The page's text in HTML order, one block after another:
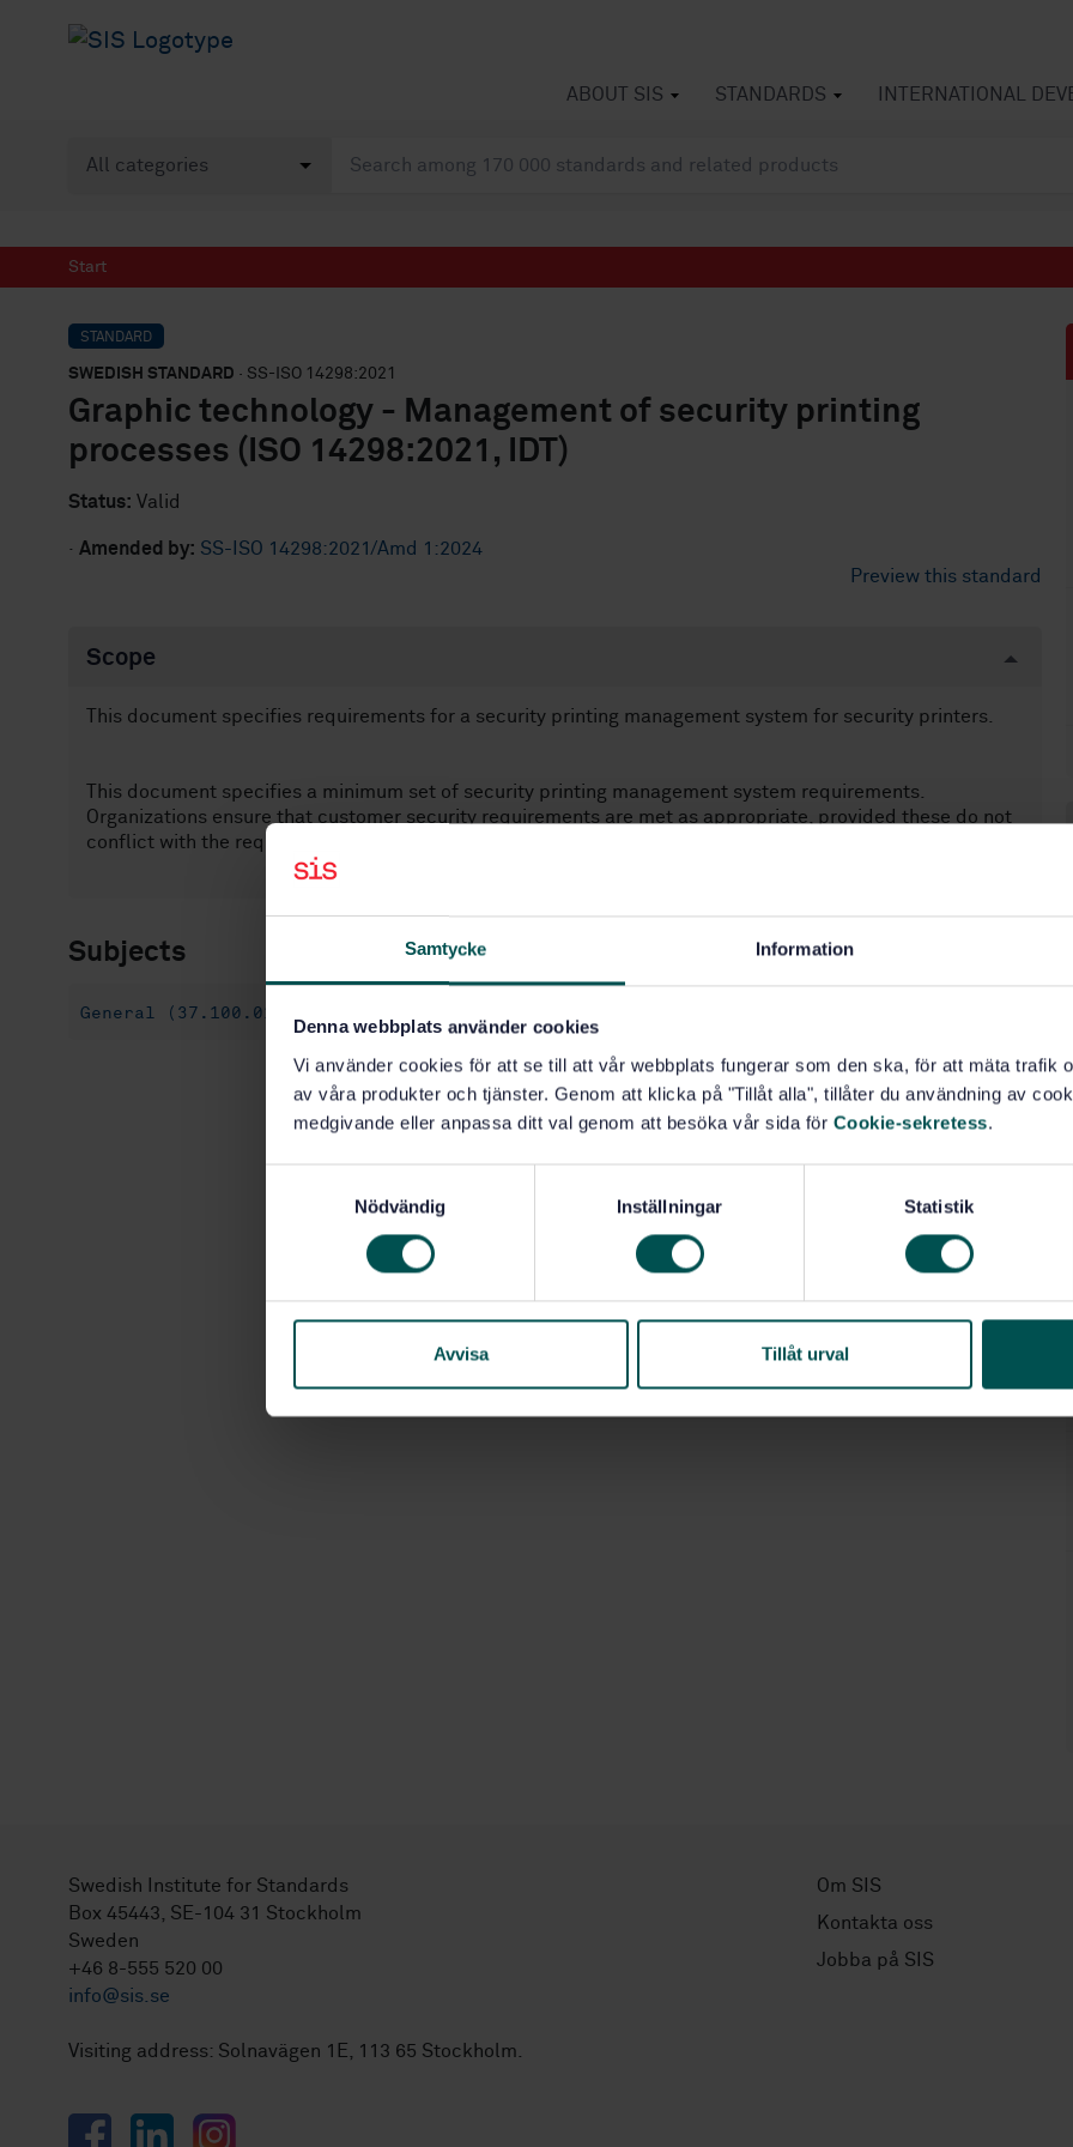
Samtycke Information
Denna webbplats använder cookies
Vi använder cookies för att se till att vår webbplats fungerar som den ska, för att mäta trafik
av våra produkter och tjänster. Genom att klicka på "Tillåt alla", tillåter du användning av
medgivande eller anpassa ditt val genom att besöka vår sida för Cookie-sekretess.
s
Nödvändig Inställningar Statistik
Avvisa Tillåt urval
ABOUT SIS STANDARDS INTERNATIONAL
Start
STANDARD
SWEDISH STANDARD · SS-ISO 14298:2021
Graphic technology - Management of security printing
processes (ISO 14298:2021, IDT)
Status: Valid
· Amended by: SS-ISO 14298:2021/Amd 1:2024
Preview this standard
Scope
This document specifies requirements for a security printing management system for security printers.
This document specifies a minimum set of security printing management system requirements.
Organizations ensure that customer security requirements are met as appropriate, provided these do not
conflict with the requirements of this document.
Subjects
General (37.100.01)
Swedish Institute for Standards
Box 45443, SE-104 31 Stockholm
Sweden
+46 8-555 520 00
info@sis.se
Visiting address: Solnavägen 1E, 113 65 Stockholm.
FacebookLinkedInInstagram
Om SIS
Kontakta oss
Jobba på SIS